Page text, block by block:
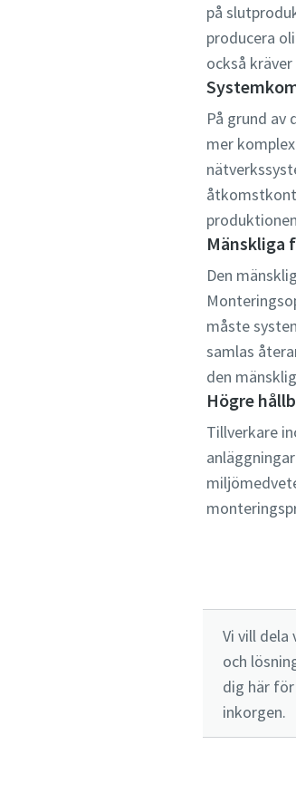
på
producera
också
På grund
mer
Mänskliga
Den
måste
samlas
den
Högre
Tillverkare
Vi vill
och
dig här
inkorgen.